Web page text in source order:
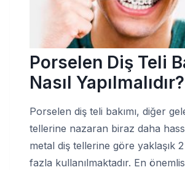
Porselen Diş Teli
Nasıl Yapılmalıdır?
Porselen diş teli bakımı, diğer
tellerine nazaran biraz daha
metal diş tellerine göre yaklaşık
fazla kullanılmaktadır. En